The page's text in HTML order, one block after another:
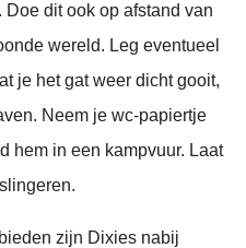
dit ook op afstand van
wereld. Leg eventueel
je het gat weer dicht gooit,
Neem je wc-papiertje
hem in een kampvuur. Laat
zijn Dixies nabij